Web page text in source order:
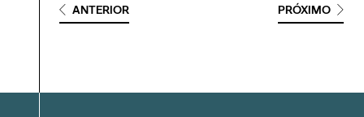
ANTERIOR PRÓXIMO